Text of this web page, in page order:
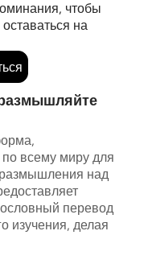
чтобы
на
всему миру для
над
перевод
изучения, делая